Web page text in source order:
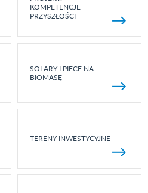
KOMPETENCJE
PRZYSZŁOŚCI
SOLARY I PIECE NA
BIOMASĘ
TERENY INWESTYCYJNE